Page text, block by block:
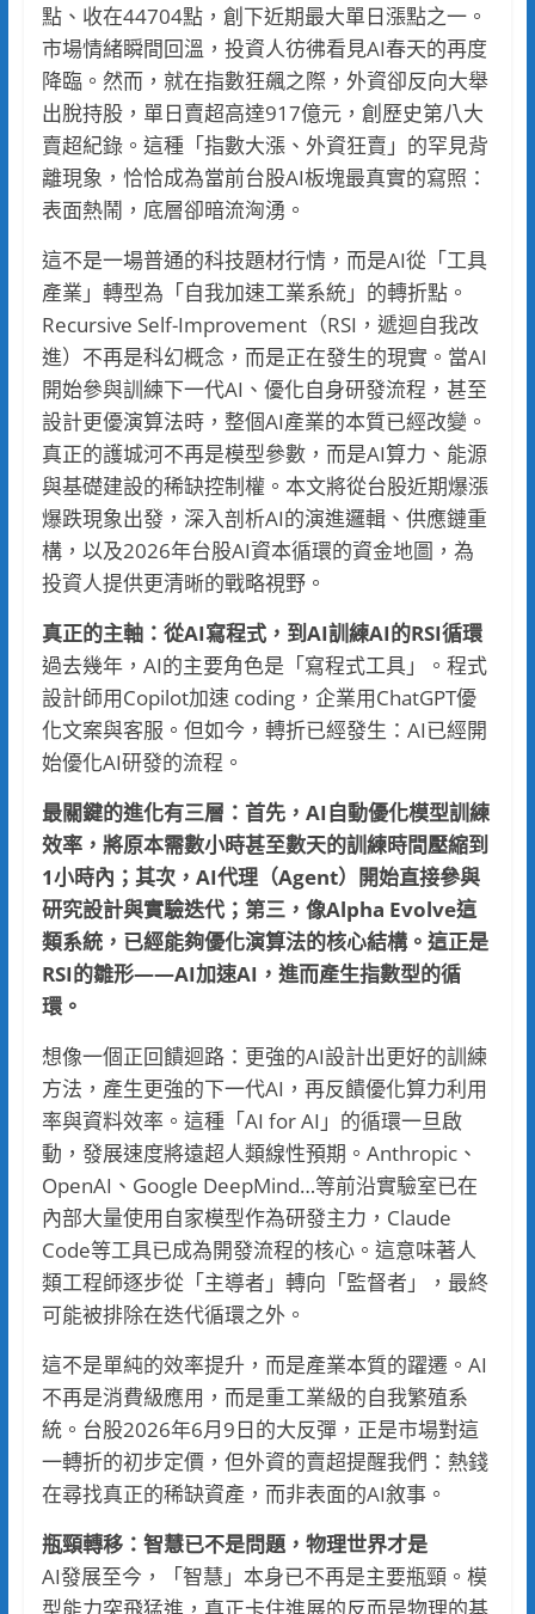
點、收在44704點，創下近期最大單日漲點之一。
市場情緒瞬間回溫，投資人彷彿看見AI春天的再度
降臨。然而，就在指數狂飆之際，外資卻反向大舉
出脫持股，單日賣超高達917億元，創歷史第八大
賣超紀錄。這種「指數大漲、外資狂賣」的罕見背
離現象，恰恰成為當前台股AI板塊最真實的寫照：
表面熱鬧，底層卻暗流洶湧。
這不是一場普通的科技題材行情，而是AI從「工具
產業」轉型為「自我加速工業系統」的轉折點。
Recursive Self-Improvement（RSI，遞迴自我改
進）不再是科幻概念，而是正在發生的現實。當AI
開始參與訓練下一代AI、優化自身研發流程，甚至
設計更優演算法時，整個AI產業的本質已經改變。
真正的護城河不再是模型參數，而是AI算力、能源
與基礎建設的稀缺控制權。本文將從台股近期爆漲
爆跌現象出發，深入剖析AI的演進邏輯、供應鏈重
構，以及2026年台股AI資本循環的資金地圖，為
投資人提供更清晰的戰略視野。
真正的主軸：從AI寫程式，到AI訓練AI的RSI循環
過去幾年，AI的主要角色是「寫程式工具」。程式
設計師用Copilot加速 coding，企業用ChatGPT優
化文案與客服。但如今，轉折已經發生：AI已經開
始優化AI研發的流程。
最關鍵的進化有三層：首先，AI自動優化模型訓練
效率，將原本需數小時甚至數天的訓練時間壓縮到
1小時內；其次，AI代理（Agent）開始直接參與
研究設計與實驗迭代；第三，像Alpha Evolve這
類系統，已經能夠優化演算法的核心結構。這正是
RSI的雛形——AI加速AI，進而產生指數型的循
環。
想像一個正回饋迴路：更強的AI設計出更好的訓練
方法，產生更強的下一代AI，再反饋優化算力利用
率與資料效率。這種「AI for AI」的循環一旦啟
動，發展速度將遠超人類線性預期。Anthropic、
OpenAI、Google DeepMind…等前沿實驗室已在
內部大量使用自家模型作為研發主力，Claude
Code等工具已成為開發流程的核心。這意味著人
類工程師逐步從「主導者」轉向「監督者」，最終
可能被排除在迭代循環之外。
這不是單純的效率提升，而是產業本質的躍遷。AI
不再是消費級應用，而是重工業級的自我繁殖系
統。台股2026年6月9日的大反彈，正是市場對這
一轉折的初步定價，但外資的賣超提醒我們：熱錢
在尋找真正的稀缺資產，而非表面的AI敘事。
瓶頸轉移：智慧已不是問題，物理世界才是
AI發展至今，「智慧」本身已不再是主要瓶頸。模
型能力突飛猛進，真正卡住進展的反而是物理的基